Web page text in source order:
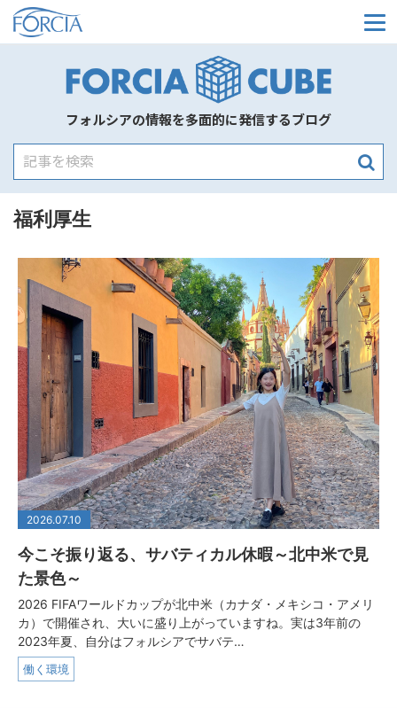
メ
フォルシアの情報を多面的に発信するブログ
福利厚生
2026.07.10
今こそ振り返る、サバティカル休暇～北中米で見
た景色～
2026 FIFAワールドカップが北中米（カナダ・メキシコ・アメリ
カ）で開催され、大いに盛り上がっていますね。実は3年前の
2023年夏、自分はフォルシアでサバテ…
働く環境